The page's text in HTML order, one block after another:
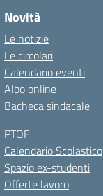
Novità
Le notizie
Le circolari
Calendario eventi
Albo online
Bacheca sindacale
PTOF
Calendario Scolastico
Spazio ex-studenti
Offerte lavoro